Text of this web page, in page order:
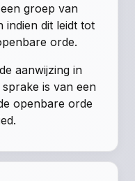
groep van
indien dit leidt tot
orde.
aanwijzing in
is van een
openbare orde